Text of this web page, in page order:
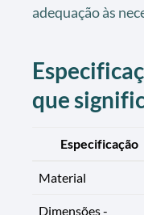
adequação às
que
Especificação
Material
Dimensões -